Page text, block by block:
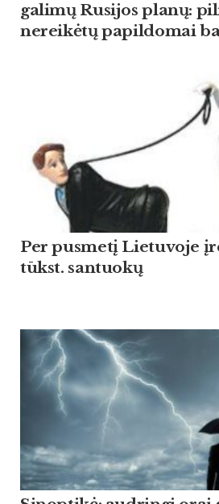
galimų Rusijos planų:
nereikėtų papildomai
Per pusmetį Lietuvoje
tūkst. santuokų